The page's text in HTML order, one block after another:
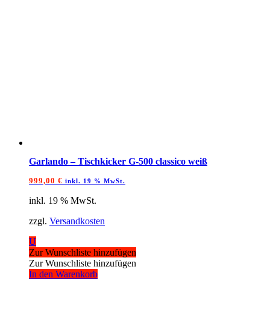
Garlando – Tischkicker G-500 classico weiß
999,00 € inkl. 19 % MwSt.
inkl. 19 % MwSt.
zzgl. Versandkosten
U
Zur Wunschliste hinzufügen
Zur Wunschliste hinzufügen
In den Warenkorb